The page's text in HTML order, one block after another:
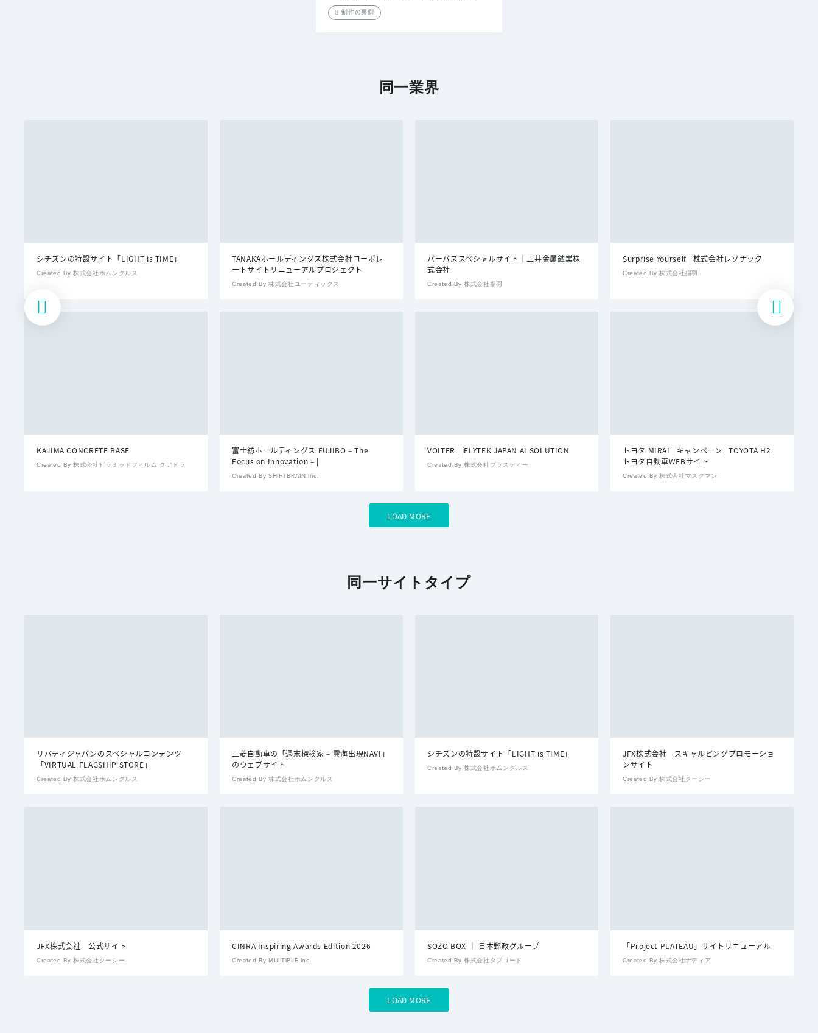
制作の裏側
同一業界
シチズンの特設サイト「LIGHT is TIME」
Created By 株式会社ホムンクルス
TANAKAホールディングス株式会社コーポレ
ートサイトリニューアルプロジェクト
Created By 株式会社ユーティックス
パーパススペシャルサイト｜三井金属鉱業株
式会社
Created By 株式会社揚羽
Surprise Yourself | 株式会社レゾナック
Created By 株式会社揚羽
KAJIMA CONCRETE BASE
Created By 株式会社ピラミッドフィルム クアドラ
富士紡ホールディングス FUJIBO – The
Focus on Innovation – |
Created By SHIFTBRAIN Inc.
VOITER | iFLYTEK JAPAN AI SOLUTION
Created By 株式会社プラスディー
トヨタ MIRAI | キャンペーン | TOYOTA H2 |
トヨタ自動車WEBサイト
Created By 株式会社マスクマン
LOAD MORE
同一サイトタイプ
リバティジャパンのスペシャルコンテンツ
「VIRTUAL FLAGSHIP STORE」
Created By 株式会社ホムンクルス
三菱自動車の「週末探検家 – 雲海出現NAVI」
のウェブサイト
Created By 株式会社ホムンクルス
シチズンの特設サイト「LIGHT is TIME」
Created By 株式会社ホムンクルス
JFX株式会社 スキャルピングプロモーショ
ンサイト
Created By 株式会社クーシー
JFX株式会社 公式サイト
Created By 株式会社クーシー
CINRA Inspiring Awards Edition 2026
Created By MULTiPLE Inc.
SOZO BOX │ 日本郵政グループ
Created By 株式会社タブコード
「Project PLATEAU」サイトリニューアル
Created By 株式会社ナディア
LOAD MORE